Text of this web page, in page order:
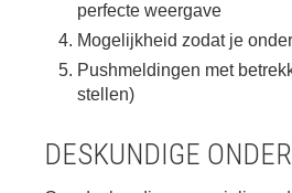
perfecte weergave
Mogelijkheid zodat je
Pushmeldingen met
stellen)
DESKUNDIGE